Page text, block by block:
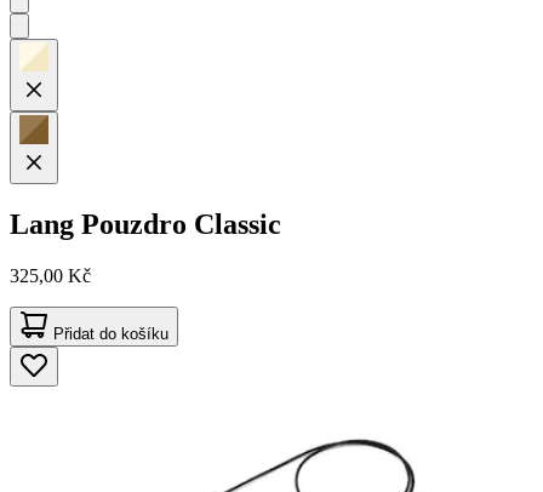
Lang Pouzdro Classic
325,00 Kč
Přidat do košíku